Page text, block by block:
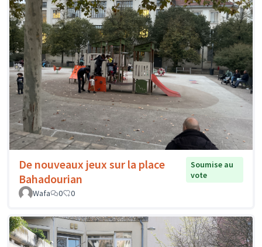
De nouveaux jeux sur la place
Bahadourian
Soumise au
vote
Wafa
0 0